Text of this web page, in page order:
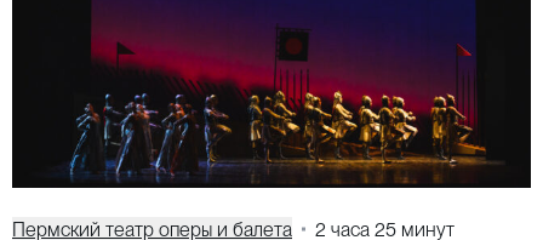
Пермский театр оперы и балета 2 часа 25 минут